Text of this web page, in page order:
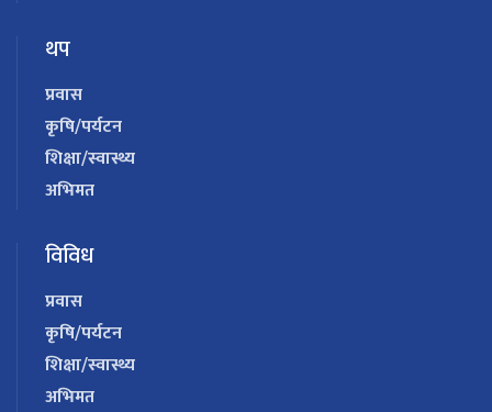
थप
प्रवास
कृषि/पर्यटन
शिक्षा/स्वास्थ्य
अभिमत
विविध
प्रवास
कृषि/पर्यटन
शिक्षा/स्वास्थ्य
अभिमत